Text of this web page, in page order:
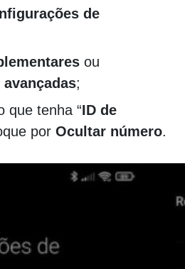
de
ou
;
que tenha “ID de
por Ocultar número.